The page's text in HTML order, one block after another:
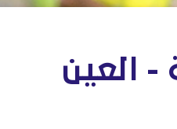
- العين